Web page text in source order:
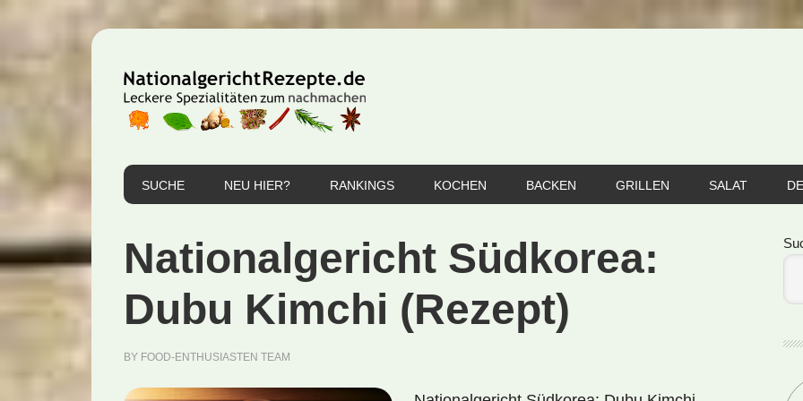
Hauptnavigation
SUCHE NEU HIER? RANKINGS KOCHEN BACKEN GRILLEN SALAT
Nationalgericht Südkorea:
Dubu Kimchi (Rezept)
BY FOOD-ENTHUSIASTEN TEAM